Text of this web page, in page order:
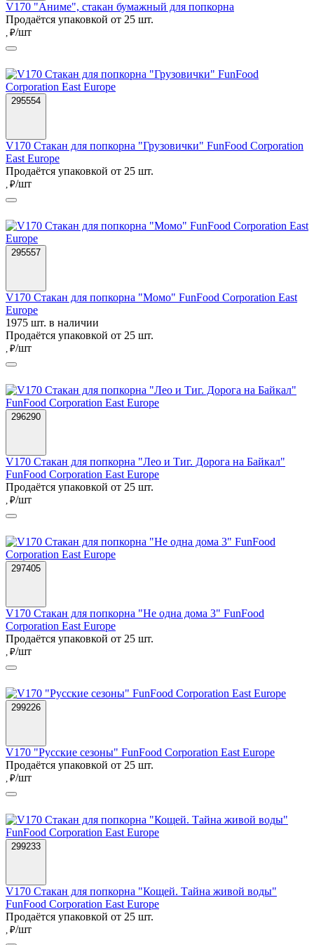
V170 "Аниме", стакан бумажный для попкорна
Продаётся упаковкой от 25 шт.
, ₽/шт
295554
V170 Стакан для попкорна "Грузовички" FunFood Corporation
East Europe
Продаётся упаковкой от 25 шт.
, ₽/шт
295557
V170 Стакан для попкорна "Момо" FunFood Corporation East
Europe
1975 шт. в наличии
Продаётся упаковкой от 25 шт.
, ₽/шт
296290
V170 Стакан для попкорна "Лео и Тиг. Дорога на Байкал"
FunFood Corporation East Europe
Продаётся упаковкой от 25 шт.
, ₽/шт
297405
V170 Стакан для попкорна "Не одна дома 3" FunFood
Corporation East Europe
Продаётся упаковкой от 25 шт.
, ₽/шт
299226
V170 "Русские сезоны" FunFood Corporation East Europe
Продаётся упаковкой от 25 шт.
, ₽/шт
299233
V170 Стакан для попкорна "Кощей. Тайна живой воды"
FunFood Corporation East Europe
Продаётся упаковкой от 25 шт.
, ₽/шт